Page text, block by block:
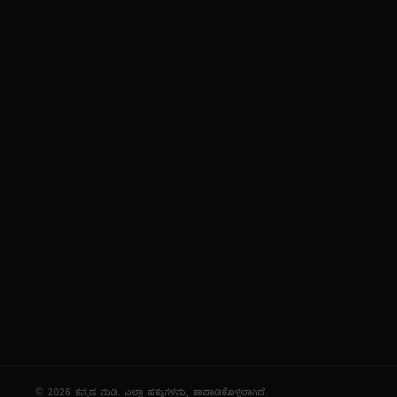
© 2026 ಕನ್ನಡ ನುಡಿ. ಎಲ್ಲಾ ಹಕ್ಕುಗಳನ್ನು ಕಾಪಾಡಿಕೊಳ್ಳಲಾಗಿದೆ.